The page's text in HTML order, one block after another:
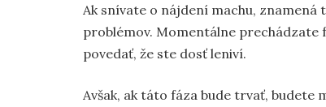
Ak snívate o nájdení machu, znamená
problémov. Momentálne prechádzate
povedať, že ste dosť leniví.
Avšak, ak táto fáza bude trvať, budete